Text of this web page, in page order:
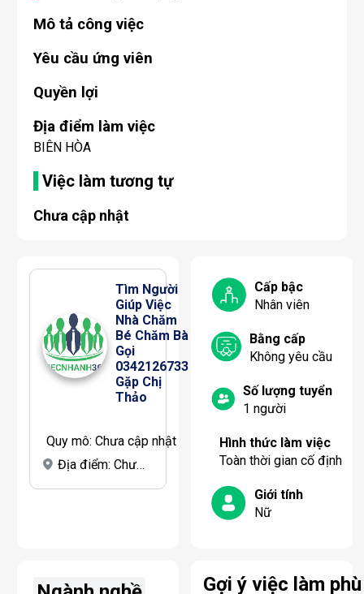
Mô tả công việc
Yêu cầu ứng viên
Quyền lợi
Địa điểm làm việc
BIÊN HÒA
Việc làm tương tự
Chưa cập nhật
Tìm Người
Giúp Việc
Nhà Chăm
Bé Chăm Bà
Gọi
0342126733
Gặp Chị
Thảo
Quy mô:Chưa cập nhật
Địa điểm: Chưa cập nhật
Cấp bậc
Nhân viên
Bằng cấp
Không yêu cầu
Số lượng tuyển
1 người
Hình thức làm việc
Toàn thời gian cố định
Giới tính
Nữ
Gợi ý việc làm